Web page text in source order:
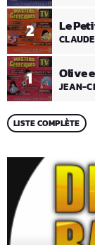
1 Olive
JEAN-
2 Le
LISTE COMPLÈTE